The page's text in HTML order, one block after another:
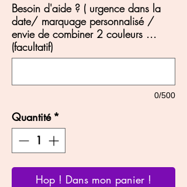
Besoin d'aide ? ( urgence dans la
date/ marquage personnalisé /
envie de combiner 2 couleurs ...
(facultatif)
0/500
Quantité *
Hop ! Dans mon panier !